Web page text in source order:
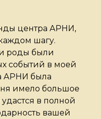
центра АРНИ,
шагу.
роды были
событий в моей
АРНИ была
имело большое
в полной
вашей